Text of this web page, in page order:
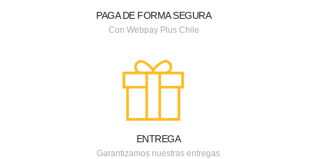
PAGA DE FORMA SEGURA
Con Webpay Plus Chile
ENTREGA
Garantizamos nuestras entregas